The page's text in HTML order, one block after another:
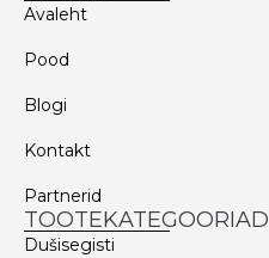
Avaleht
Pood
Blogi
Kontakt
Partnerid
TOOTEKATEGOORIAD
Dušisegisti